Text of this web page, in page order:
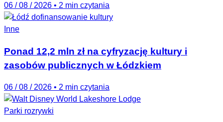
06 / 08 / 2026 • 2 min czytania
Inne
Ponad 12,2 mln zł na cyfryzację kultury i
zasobów publicznych w Łódzkiem
06 / 08 / 2026 • 2 min czytania
Parki rozrywki